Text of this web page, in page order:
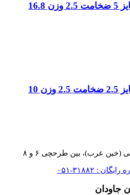
10
(خین عرب)، بین طرحچی ۶ و ۸
: ۳۱۸۸۲-۰۵۱
جاودان